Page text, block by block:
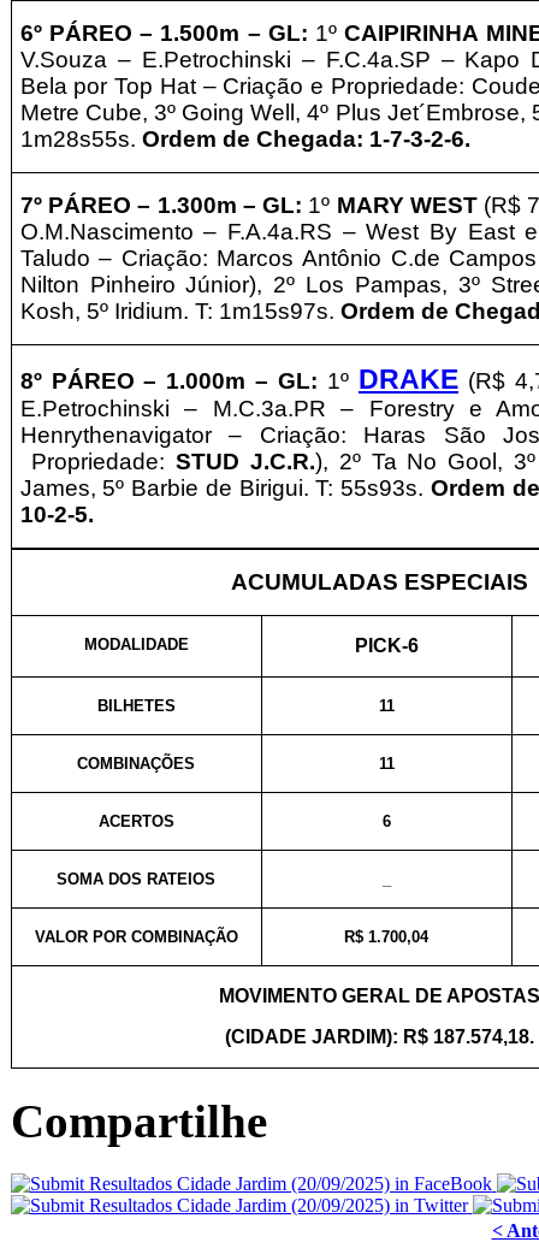
6º PÁREO – 1.500m – GL: 1ºCAIPIRINHA
V.Souza – E.Petrochinski – F.C.4a.SP – Kapo
Bela por Top Hat – Criação e Propriedade:
Metre Cube, 3º Going Well, 4º Plus Jet´Embrose,
1m28s55s. Ordem de Chegada: 1-7-3-2-6.
7º PÁREO – 1.300m – GL: 1º MARY WEST (R$
O.M.Nascimento – F.A.4a.RS – West By East
Taludo – Criação: Marcos Antônio C.de Campos
Nilton Pinheiro Júnior), 2º Los Pampas, 3º
Kosh, 5º Iridium. T: 1m15s97s. Ordem de
8º PÁREO – 1.000m – GL: 1º DRAKE (R$
E.Petrochinski – M.C.3a.PR – Forestry e
Henrythenavigator – Criação: Haras São
Propriedade: STUD J.C.R.), 2º Ta No Gool,
James, 5º Barbie de Birigui. T: 55s93s.Ordem
10-2-5.
ACUMULADAS ESPECIAIS
MODALIDADE PICK-6
BILHETES 11
COMBINAÇÕES 11
ACERTOS 6
SOMA DOS RATEIOS
VALOR POR COMBINAÇÃO R$ 1.700,04
MOVIMENTO GERAL DE APOSTAS
(CIDADE JARDIM): R$ 187.574,18.
Compartilhe
<